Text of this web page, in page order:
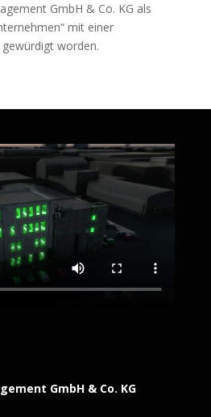
GmbH & Co. KG als
mit einer
worden.
GmbH & Co. KG